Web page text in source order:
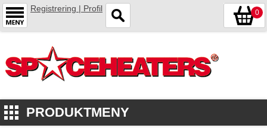
Registrering | Profil 0
PRODUKTMENY